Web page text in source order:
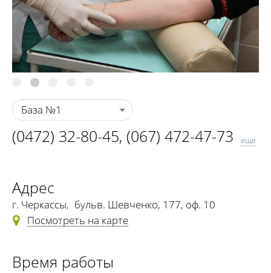
База №1
(0472) 32-80-45, (067) 472-47-73
еще
Адрес
г. Черкассы, бульв. Шевченко, 177, оф. 10
Посмотреть на карте
Время работы